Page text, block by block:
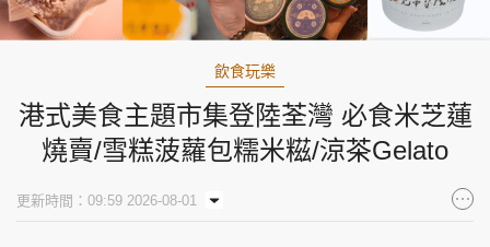
飲食玩樂
港式美食主題市集登陸荃灣 必食米芝蓮
燒賣/雪糕菠蘿包糯米糍/涼茶Gelato
更新時間：09:59 2026-08-01